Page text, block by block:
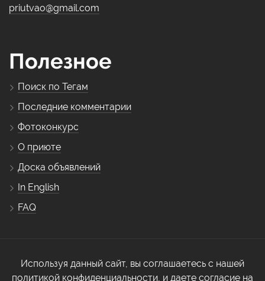
priutvao@gmail.com
Полезное
Поиск по Тегам
Последние комментарии
Фотоконкурс
О приюте
Доска объявлений
In English
FAQ
Используя данный сайт, вы соглашаетесь с нашей
политикой конфиденциальности, и даете согласие на